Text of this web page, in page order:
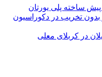
پیش ساخته پلی یورتان
تخریب در دکوراسیون
در کربلای معلی